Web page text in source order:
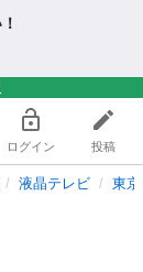
ログイン 投稿
液晶テレビ 東